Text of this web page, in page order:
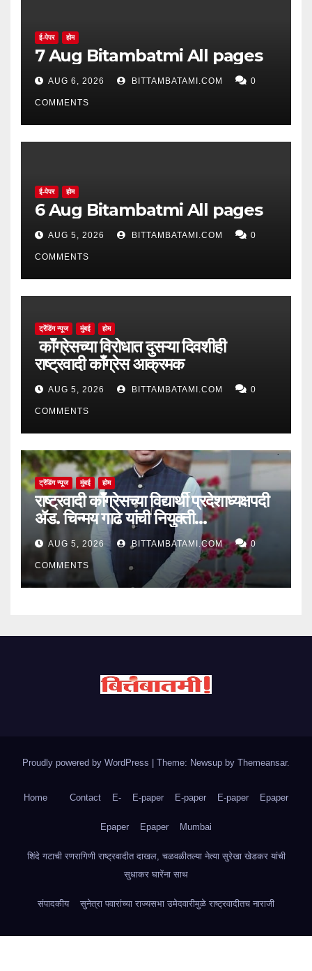
ई-पेपर होम
7 Aug Bitambatmi All pages
AUG 6, 2026 BITTAMBATAMI.COM 0
COMMENTS
ई-पेपर होम
6 Aug Bitambatmi All pages
AUG 5, 2026 BITTAMBATAMI.COM 0
COMMENTS
ट्रेंडिंग न्यूज मुंबई होम
काँग्रेसच्या विरोधात दुसऱ्या दिवशीही
राष्ट्रवादी काँग्रेस आक्रमक
AUG 5, 2026 BITTAMBATAMI.COM 0
COMMENTS
ट्रेंडिंग न्यूज मुंबई होम
राष्ट्रवादी काँग्रेसच्या विद्यार्थी प्रदेशाध्यक्षपदी
ॲड. चिन्मय गाढे यांची नियुक्ती…
AUG 5, 2026 BITTAMBATAMI.COM 0
COMMENTS
Proudly powered by WordPress | Theme: Newsup by Themeansar.
Home Contact E- E-paper E-paper E-paper Epaper
Epaper Epaper Mumbai
शिंदे गटाची रणरागिणी राष्ट्रवादीत दाखल, चळवळीतल्या नेत्या सुरेखा खेडकर यांची
सुधाकर घारेंना साथ
संपादकीय सुनेत्रा पवारांच्या राज्यसभा उमेदवारीमुळे राष्ट्रवादीतच नाराजी